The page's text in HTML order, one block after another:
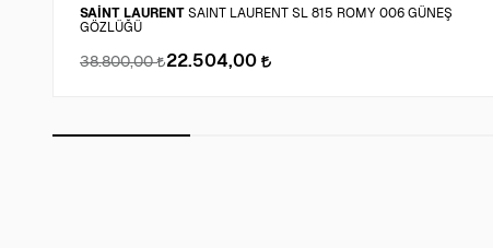
SAİNT LAURENT SAINT LAURENT SL 815 ROMY 006 GÜNEŞ
GÖZLÜĞÜ
38.800,00 22.504,00